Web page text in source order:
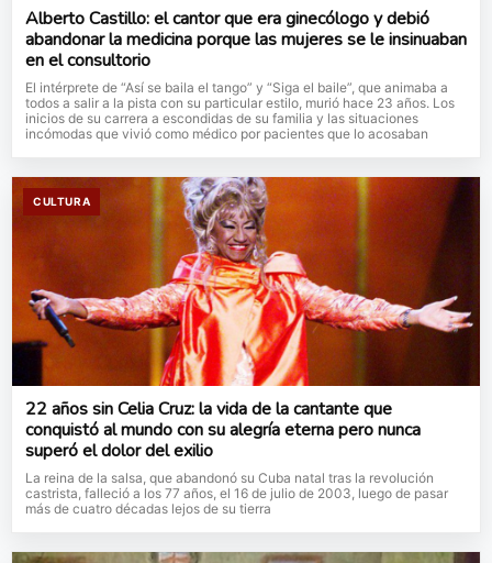
Alberto Castillo: el cantor que era ginecólogo y debió
abandonar la medicina porque las mujeres se le insinuaban
en el consultorio
El intérprete de “Así se baila el tango” y “Siga el baile”, que animaba a
todos a salir a la pista con su particular estilo, murió hace 23 años. Los
inicios de su carrera a escondidas de su familia y las situaciones
incómodas que vivió como médico por pacientes que lo acosaban
CULTURA
22 años sin Celia Cruz: la vida de la cantante que
conquistó al mundo con su alegría eterna pero nunca
superó el dolor del exilio
La reina de la salsa, que abandonó su Cuba natal tras la revolución
castrista, falleció a los 77 años, el 16 de julio de 2003, luego de pasar
más de cuatro décadas lejos de su tierra